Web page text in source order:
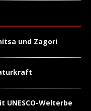
und Zagori
UNESCO-Welterbe